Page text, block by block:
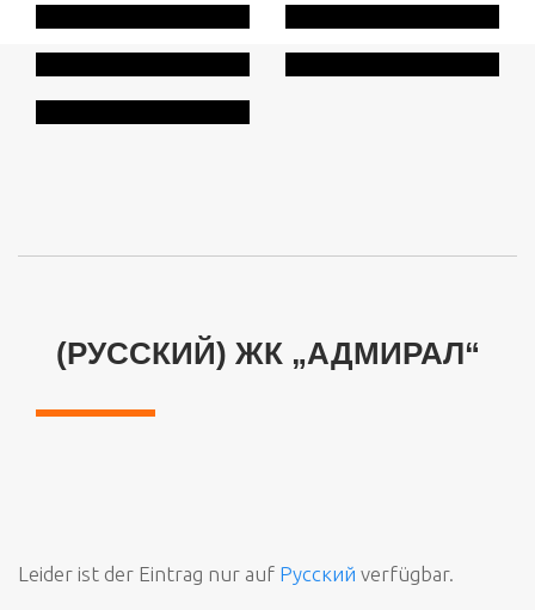
(РУССКИЙ) ЖК „АДМИРАЛ“
Leider ist der Eintrag nur auf Русский verfügbar.